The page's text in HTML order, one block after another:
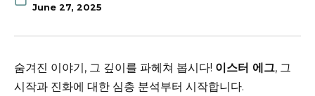
June 27, 2025
숨겨진 이야기, 그 깊이를 파헤쳐 봅시다! 이스터 에그, 그
시작과 진화에 대한 심층 분석부터 시작합니다.